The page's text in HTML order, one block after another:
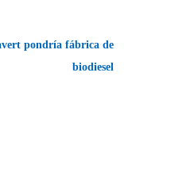
pondría fábrica de
biodiesel